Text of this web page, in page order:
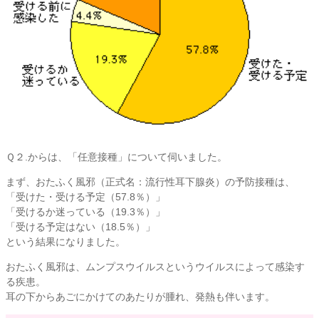
Ｑ２.からは、「任意接種」について伺いました。
まず、おたふく風邪（正式名：流行性耳下腺炎）の予防接種は、
「受けた・受ける予定（57.8％）」
「受けるか迷っている（19.3％）」
「受ける予定はない（18.5％）」
という結果になりました。
おたふく風邪は、ムンプスウイルスというウイルスによって感染す
る疾患。
耳の下からあごにかけてのあたりが腫れ、発熱も伴います。